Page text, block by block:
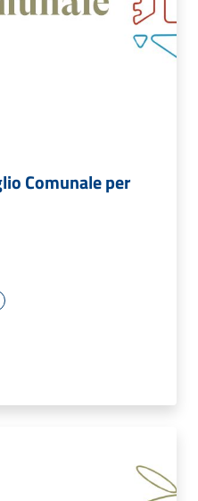
Comunale per